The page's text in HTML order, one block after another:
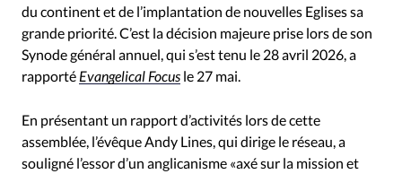
Eglises
Histoire Laicité
Liberté religieuse
Mission
Monde People Politique
Religions
Société
du continent et de l’implantation de nouvelles Eglises sa
grande priorité. C’est la décision majeure prise lors de son
Synode général annuel, qui s’est tenu le 28 avril 2026, a
rapporté Evangelical Focus le 27 mai.
En présentant un rapport d’activités lors de cette
assemblée, l’évêque Andy Lines, qui dirige le réseau, a
souligné l’essor d’un anglicanisme «axé sur la mission et